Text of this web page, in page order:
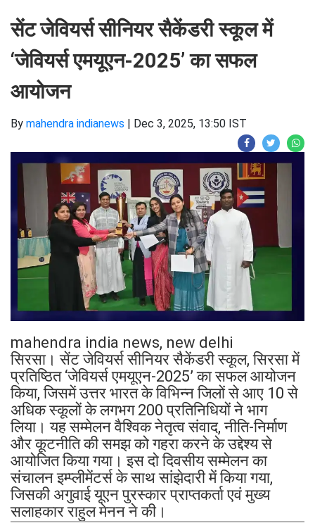
सेंट जेवियर्स सीनियर सैकेंडरी स्कूल में
‘जेवियर्स एमयूएन-2025’ का सफल
आयोजन
By mahendra indianews | Dec 3, 2025, 13:50 IST
mahendra india news, new delhi
सिरसा। सेंट जेवियर्स सीनियर सैकेंडरी स्कूल, सिरसा में
प्रतिष्ठित ‘जेवियर्स एमयूएन-2025’ का सफल आयोजन
किया, जिसमें उत्तर भारत के विभिन्न जिलों से आए 10 से
अधिक स्कूलों के लगभग 200 प्रतिनिधियों ने भाग
लिया। यह सम्मेलन वैश्विक नेतृत्व संवाद, नीति-निर्माण
और कूटनीति की समझ को गहरा करने के उद्देश्य से
आयोजित किया गया। इस दो दिवसीय सम्मेलन का
संचालन इम्प्लीमेंटर्स के साथ सांझेदारी में किया गया,
जिसकी अगुवाई यूएन पुरस्कार प्राप्तकर्ता एवं मुख्य
सलाहकार राहुल मेनन ने की।